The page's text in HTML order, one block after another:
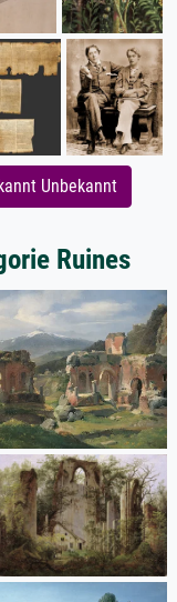
Unbekannt
Ruines